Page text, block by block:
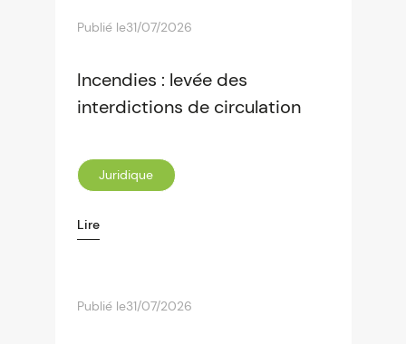
Publié le31/07/2026
Incendies : levée des
interdictions de circulation
Juridique
Lire
Publié le31/07/2026